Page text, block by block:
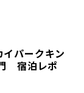
イパークキン
宿泊レポ